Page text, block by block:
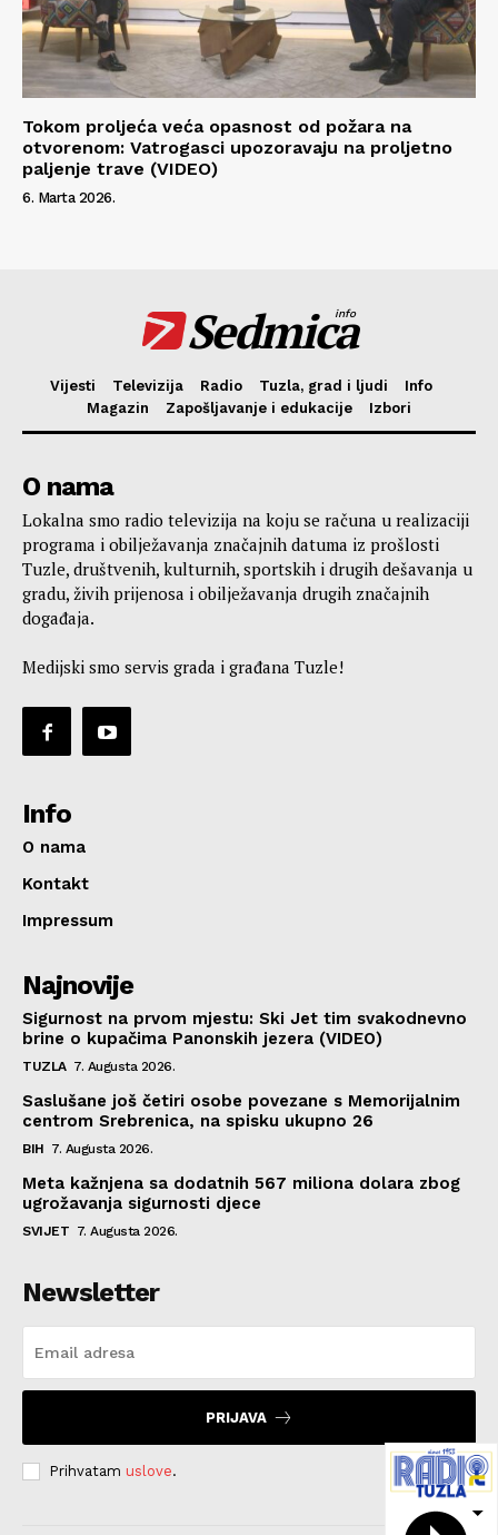
Tokom proljeća veća opasnost od požara na
otvorenom: Vatrogasci upozoravaju na proljetno
paljenje trave (VIDEO)
6. Marta 2026.
Sedmica
info
Vijesti Televizija Radio Tuzla, grad i ljudi
Info
Magazin
Zapošljavanje i edukacije Izbori
O nama
Lokalna smo radio televizija na koju se računa u realizaciji
programa i obilježavanja značajnih datuma iz prošlosti
Tuzle, društvenih, kulturnih, sportskih i drugih dešavanja u
gradu, živih prijenosa i obilježavanja drugih značajnih
događaja.
Medijski smo servis grada i građana Tuzle!
Info
O nama
Kontakt
Impressum
Najnovije
Sigurnost na prvom mjestu: Ski Jet tim svakodnevno
brine o kupačima Panonskih jezera (VIDEO)
TUZLA 7. Augusta 2026.
Saslušane još četiri osobe povezane s Memorijalnim
centrom Srebrenica, na spisku ukupno 26
BIH 7. Augusta 2026.
Meta kažnjena sa dodatnih 567 miliona dolara zbog
ugrožavanja sigurnosti djece
SVIJET 7. Augusta 2026.
Newsletter
PRIJAVA
Prihvatam uslove.